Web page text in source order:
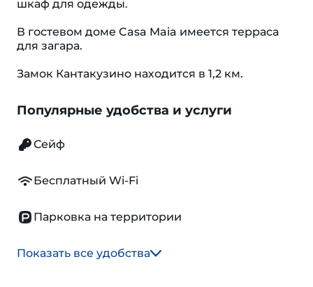
шкаф для одежды.
В гостевом доме Casa Maia имеется терраса
для загара.
Замок Кантакузино находится в 1,2 км.
Популярные удобства и услуги
Сейф
Бесплатный Wi-Fi
Парковка на территории
Показать все удобства